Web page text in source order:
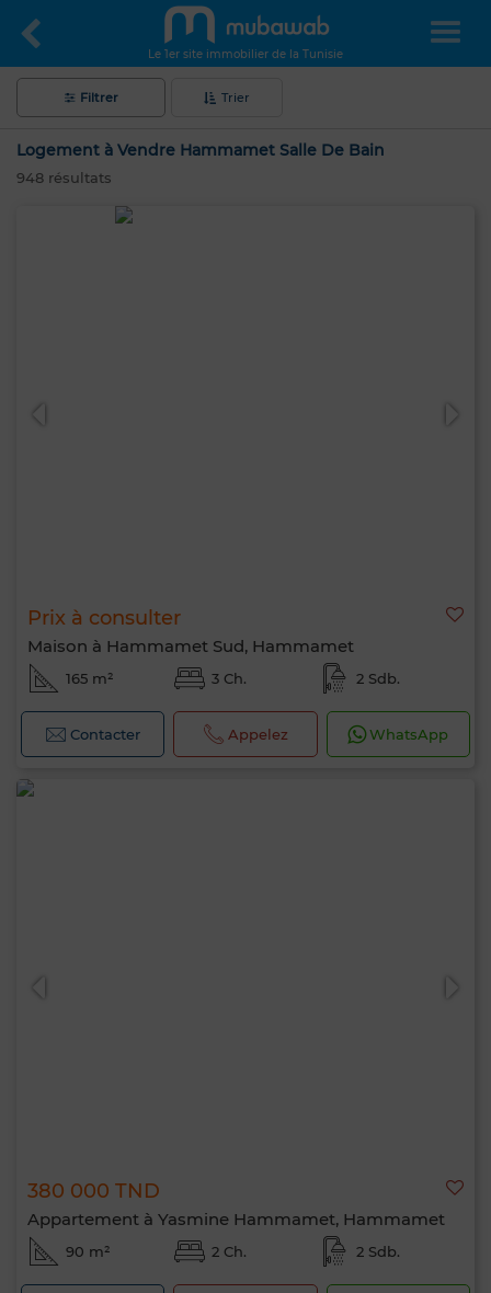
Le 1er site immobilier de la Tunisie
Filtrer Trier
Logement à Vendre Hammamet Salle De Bain
948 résultats
Prix à consulter
Maison à Hammamet Sud, Hammamet
165 m² 3 Ch. 2 Sdb.
Contacter Appelez WhatsApp
380 000 TND
Appartement à Yasmine Hammamet, Hammamet
90 m² 2 Ch. 2 Sdb.